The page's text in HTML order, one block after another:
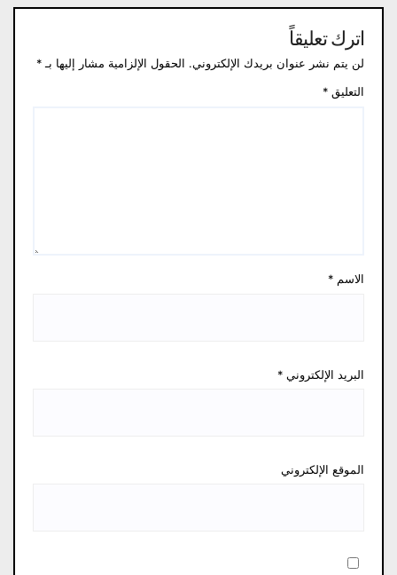
اترك تعليقاً
لن يتم نشر عنوان بريدك الإلكتروني. الحقول الإلزامية مشار إليها بـ *
التعليق *
الاسم *
البريد الإلكتروني *
الموقع الإلكتروني